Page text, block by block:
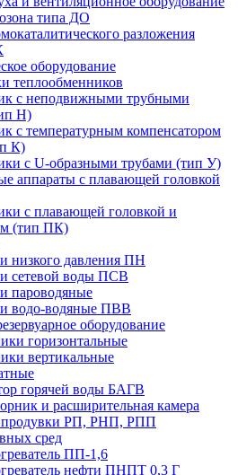
типа ДО
разложения
оборудование
теплообменников
с неподвижными трубными
Н)
с температурным компенсатором
К)
с U-образными трубами (тип У)
аппараты с плавающей головкой
с плавающей головкой и
(тип ПК)
низкого давления ПН
сетевой воды ПСВ
пароводяные
водо-водяные ПВВ
оборудование
горизонтальные
вертикальные
горячей воды БАГВ
и расширительная камера
продувки РП, РНП, РПП
сред
ПП-1,6
нефти ПНПТ 0,3 Г